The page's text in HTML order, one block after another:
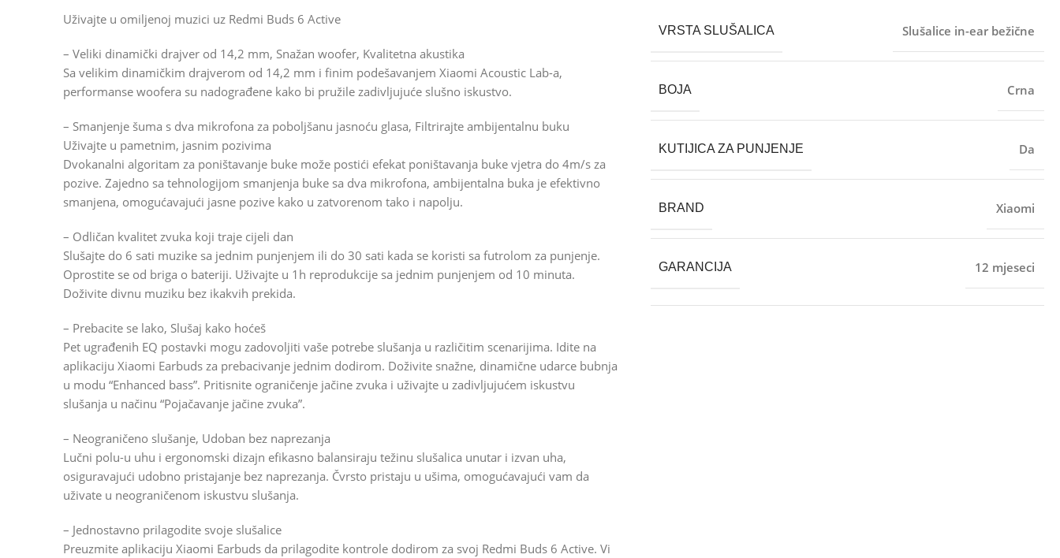
Uživajte u omiljenoj muzici uz Redmi Buds 6 Active
– Veliki dinamički drajver od 14,2 mm, Snažan woofer, Kvalitetna akustika
Sa velikim dinamičkim drajverom od 14,2 mm i finim podešavanjem Xiaomi Acoustic Lab-a,
performanse woofera su nadograđene kako bi pružile zadivljujuće slušno iskustvo.
– Smanjenje šuma s dva mikrofona za poboljšanu jasnoću glasa, Filtrirajte ambijentalnu buku
Uživajte u pametnim, jasnim pozivima
Dvokanalni algoritam za poništavanje buke može postići efekat poništavanja buke vjetra do 4m/s za
pozive. Zajedno sa tehnologijom smanjenja buke sa dva mikrofona, ambijentalna buka je efektivno
smanjena, omogućavajući jasne pozive kako u zatvorenom tako i napolju.
– Odličan kvalitet zvuka koji traje cijeli dan
Slušajte do 6 sati muzike sa jednim punjenjem ili do 30 sati kada se koristi sa futrolom za punjenje.
Oprostite se od briga o bateriji. Uživajte u 1h reprodukcije sa jednim punjenjem od 10 minuta.
Doživite divnu muziku bez ikakvih prekida.
– Prebacite se lako, Slušaj kako hoćeš
Pet ugrađenih EQ postavki mogu zadovoljiti vaše potrebe slušanja u različitim scenarijima. Idite na
aplikaciju Xiaomi Earbuds za prebacivanje jednim dodirom. Doživite snažne, dinamične udarce bubnja
u modu “Enhanced bass”. Pritisnite ograničenje jačine zvuka i uživajte u zadivljujućem iskustvu
slušanja u načinu “Pojačavanje jačine zvuka”.
– Neograničeno slušanje, Udoban bez naprezanja
Lučni polu-u uhu i ergonomski dizajn efikasno balansiraju težinu slušalica unutar i izvan uha,
osiguravajući udobno pristajanje bez naprezanja. Čvrsto pristaju u ušima, omogućavajući vam da
uživate u neograničenom iskustvu slušanja.
– Jednostavno prilagodite svoje slušalice
Preuzmite aplikaciju Xiaomi Earbuds da prilagodite kontrole dodirom za svoj Redmi Buds 6 Active. Vi
VRSTA SLUŠALICA Slušalice in-ear bežične
BOJA Crna
KUTIJICA ZA PUNJENJE Da
BRAND Xiaomi
GARANCIJA 12 mjeseci